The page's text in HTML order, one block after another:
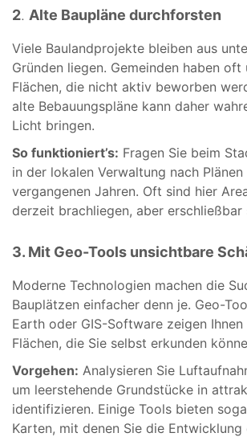
2. Alte Baupläne durchforsten
Viele Baulandprojekte bleiben aus
Gründen liegen. Gemeinden haben
Flächen, die nicht aktiv beworben
alte Bebauungspläne kann daher
Licht bringen.
So funktioniert’s: Fragen Sie beim
in der lokalen Verwaltung nach Plänen
vergangenen Jahren. Oft sind hier
derzeit brachliegen, aber erschließbar
3. Mit Geo-Tools unsichtbare
Moderne Technologien machen die
Bauplätzen einfacher denn je. Geo-
Earth oder GIS-Software zeigen
Flächen, die Sie selbst erkunden
Vorgehen: Analysieren Sie
um leerstehende Grundstücke in
identifizieren. Einige Tools bieten
Karten, mit denen Sie die Entwicklung